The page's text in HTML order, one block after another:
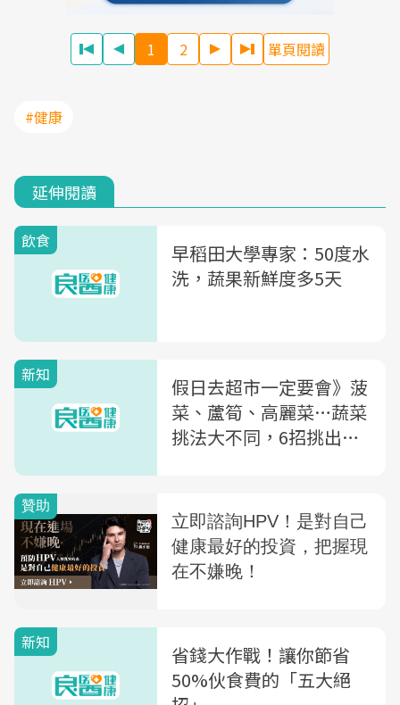
1 2 單頁閱讀
#健康
延伸閱讀
飲食
早稻田大學專家：50度水
洗，蔬果新鮮度多5天
新知
假日去超市一定要會》菠
菜、蘆筍、高麗菜…蔬菜
挑法大不同，6招挑出新
新知
省錢大作戰！讓你節省
50%伙食費的「五大絕